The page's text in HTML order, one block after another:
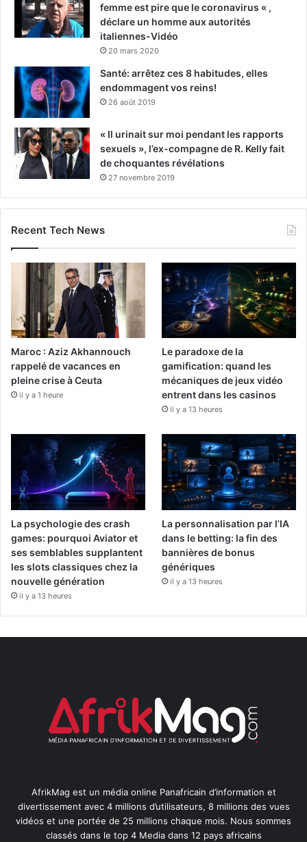
femme est pire que le coronavirus « ,
déclare un homme aux autorités
italiennes-Vidéo
20 mars 2020
Santé: arrêtez ces 8 habitudes, elles
endommagent vos reins!
26 août 2019
« Il urinait sur moi pendant les rapports
sexuels », l’ex-compagne de R. Kelly fait
de choquantes révélations
27 novembre 2019
Recent Tech News
Maroc : Aziz Akhannouch
rappelé de vacances en
pleine crise à Ceuta
il y a 1 heure
Le paradoxe de la
gamification: quand les
mécaniques de jeux vidéo
entrent dans les casinos
il y a 13 heures
La psychologie des crash
games: pourquoi Aviator et
ses semblables supplantent
les slots classiques chez la
nouvelle génération
il y a 13 heures
La personnalisation par l’IA
dans le betting: la fin des
bannières de bonus
génériques
il y a 13 heures
AfrikMag est un média online Panafricain d’information et
divertissement avec 4 millions d’utilisateurs, 8 millions des vues
vidéos et une portée de 25 millions chaque mois. Nous sommes
classés dans le top 4 Media dans 12 pays africains